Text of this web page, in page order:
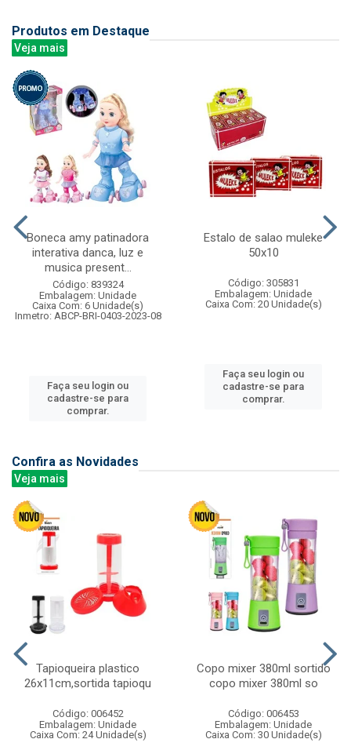
Produtos em Destaque
Veja mais
Boneca amy patinadora
interativa danca, luz e
musica present...
Código: 839324
Embalagem: Unidade
Caixa Com: 6 Unidade(s)
Inmetro: ABCP-BRI-0403-2023-08
Faça seu login ou
cadastre-se para
comprar.
Estalo de salao muleke
50x10
Código: 305831
Embalagem: Unidade
Caixa Com: 20 Unidade(s)
Faça seu login ou
cadastre-se para
comprar.
Confira as Novidades
Veja mais
Tapioqueira plastico
26x11cm,sortida tapioqu
Código: 006452
Embalagem: Unidade
Caixa Com: 24 Unidade(s)
Copo mixer 380ml sortido
copo mixer 380ml so
Código: 006453
Embalagem: Unidade
Caixa Com: 30 Unidade(s)